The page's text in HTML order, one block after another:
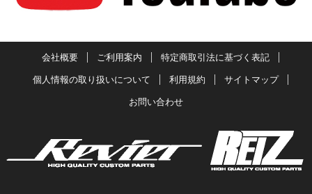
会社概要 ご利用案内 特定商取引法に基づく表記
個人情報の取り扱いについて 利用規約 サイトマップ
お問い合わせ